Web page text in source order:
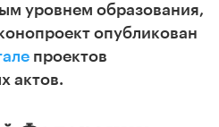
уровнем образования,
опубликован
проектов
актов.